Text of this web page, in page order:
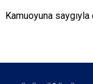
Kamuoyuna saygıyla